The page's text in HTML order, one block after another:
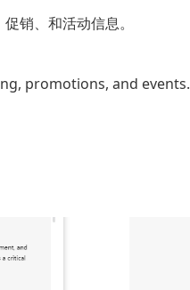
销、和活动信息。
promotions, and events.
展示不